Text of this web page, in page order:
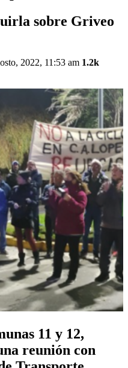
sobre Griveo
2022, 11:53 am 1.2k
11 y 12,
reunión con